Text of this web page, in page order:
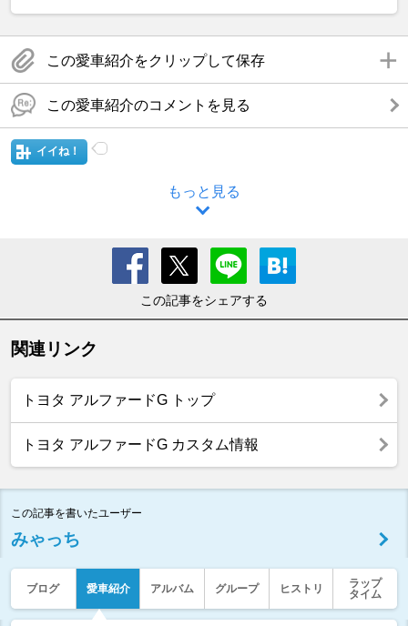
この愛車紹介をクリップして保存
この愛車紹介のコメントを見る
イイね！
もっと見る
この記事をシェアする
関連リンク
トヨタ アルファードG トップ
トヨタ アルファードG カスタム情報
この記事を書いたユーザー
みゃっち
ブログ 愛車紹介 アルバム グループ ヒストリ
ラップ
タイム